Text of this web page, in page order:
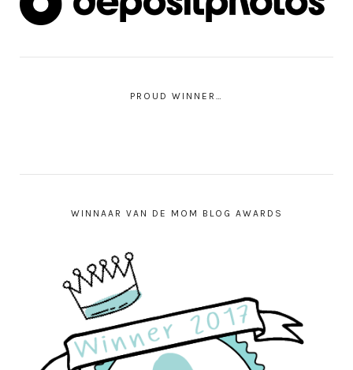
PROUD WINNER…
WINNAAR VAN DE MOM BLOG AWARDS